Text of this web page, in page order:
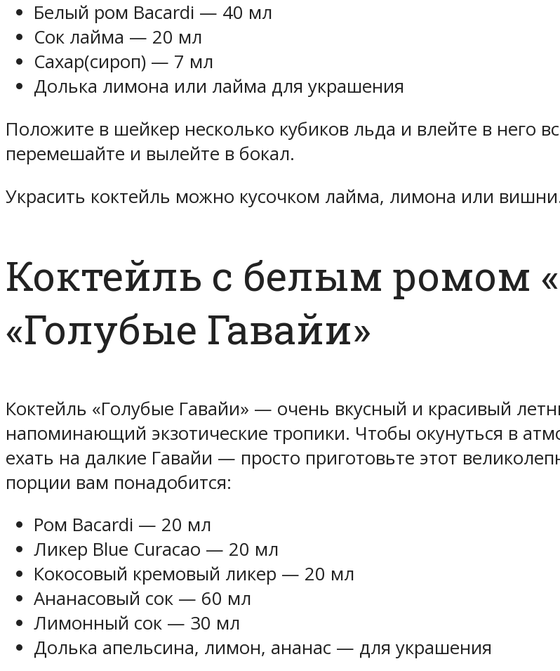
Белый ром Bacardi — 40 мл
Сок лайма — 20 мл
Сахар(сироп) — 7 мл
Долька лимона или лайма для украшения
Положите в шейкер несколько кубиков льда и влейте в него
перемешайте и вылейте в бокал.
Украсить коктейль можно кусочком лайма, лимона или
Коктейль с белым ромом
«Голубые Гавайи»
Коктейль «Голубые Гавайи» — очень вкусный и красивый
напоминающий экзотические тропики. Чтобы окунуться в
ехать на далкие Гавайи — просто приготовьте этот
порции вам понадобится:
Ром Bacardi — 20 мл
Ликер Blue Curacao — 20 мл
Кокосовый кремовый ликер — 20 мл
Ананасовый сок — 60 мл
Лимонный сок — 30 мл
Долька апельсина, лимон, ананас — для украшения